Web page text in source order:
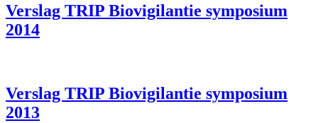
Verslag TRIP Biovigilantie symposium
2014
Verslag TRIP Biovigilantie symposium
2013